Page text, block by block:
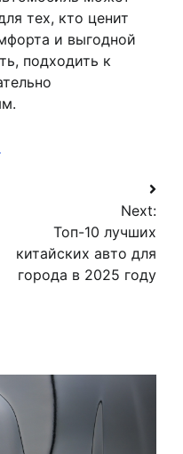
тех, кто ценит
и выгодной
подходить к
Next:
Топ-10 лучших
китайских авто для
города в 2025 году